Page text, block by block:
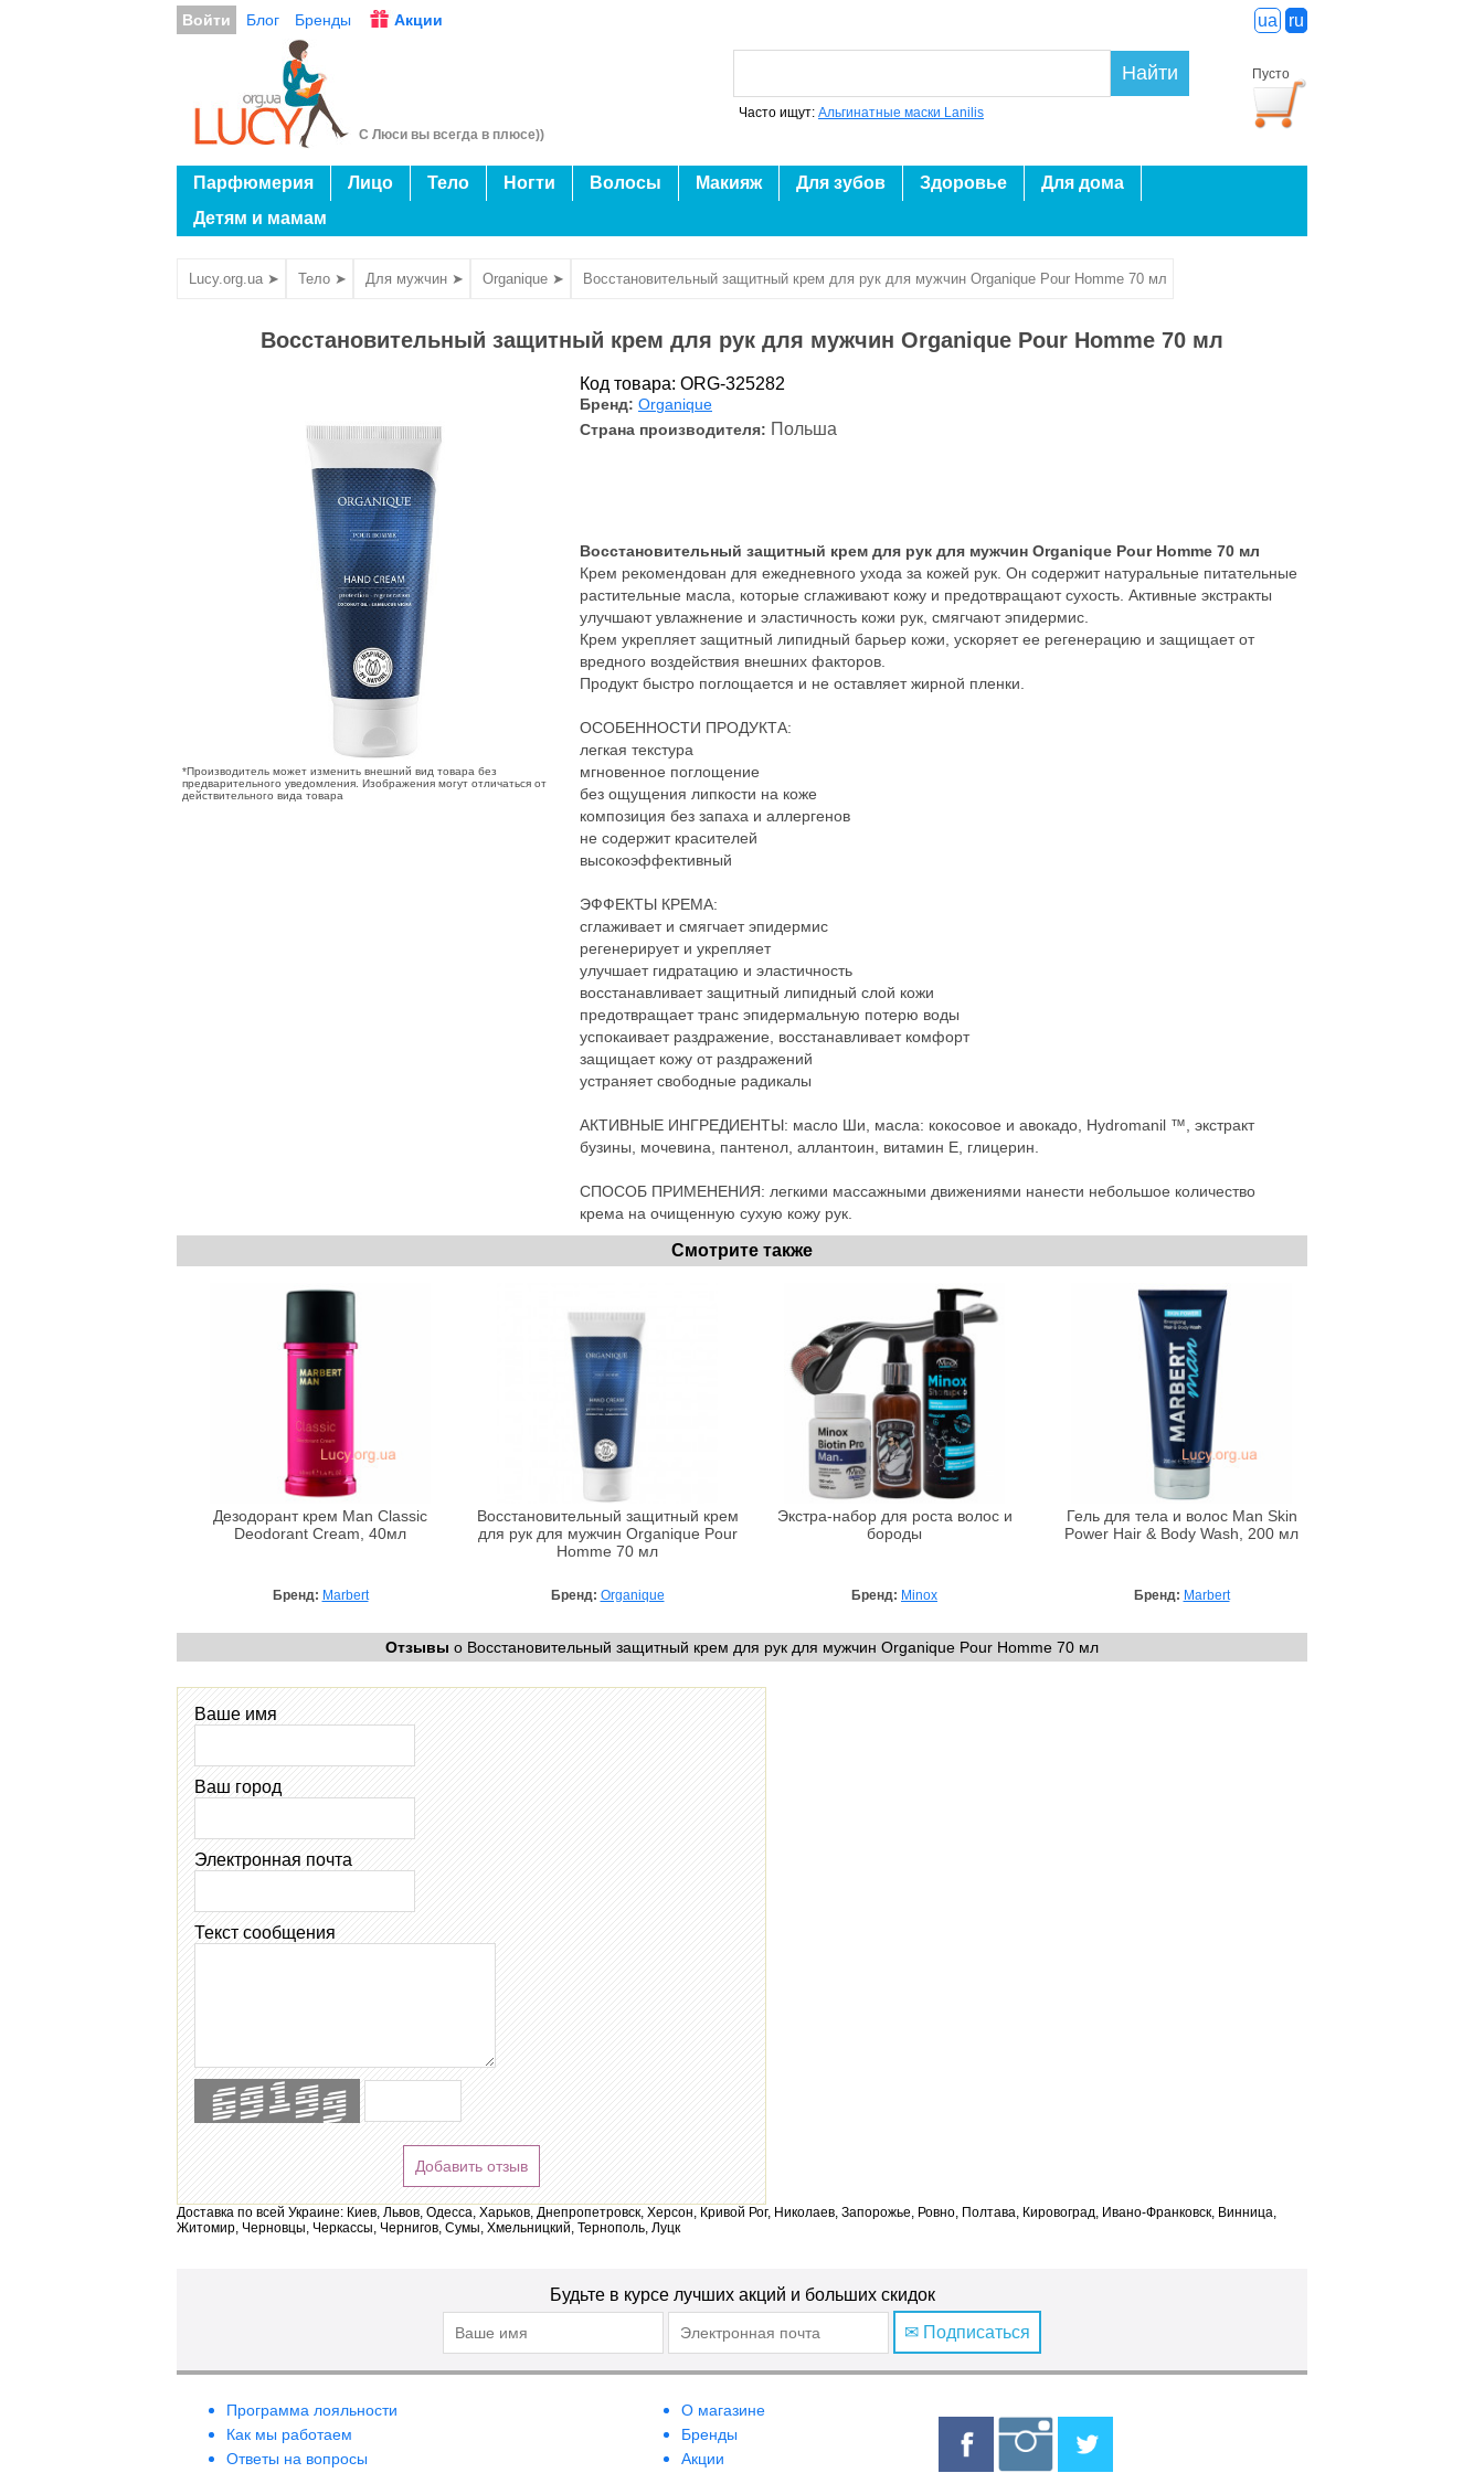
Войти Блог Бренды Акции ua ru
С Люси вы всегда в плюсе))
Пусто
Найти
Часто ищут: Альгинатные маски Lanilis
Парфюмерия Лицо Тело Ногти Волосы Макияж Для зубов Здоровье
Для дома
Детям и мамам
Lucy.org.ua ➤ Тело ➤ Для мужчин ➤ Organique ➤ Восстановительный защитный крем для рук для мужчин Organique Pour Homme 70 мл
Восстановительный защитный крем для рук для мужчин Organique Pour Homme 70 мл
*Производитель может изменить внешний вид товара без
предварительного уведомления. Изображения могут отличаться от
действительного вида товара
Код товара: ORG-325282
Бренд: Organique
Страна производителя: Польша
Восстановительный защитный крем для рук для мужчин Organique Pour Homme 70 мл
Крем рекомендован для ежедневного ухода за кожей рук. Он содержит натуральные питательные
растительные масла, которые сглаживают кожу и предотвращают сухость. Активные экстракты
улучшают увлажнение и эластичность кожи рук, смягчают эпидермис.
Крем укрепляет защитный липидный барьер кожи, ускоряет ее регенерацию и защищает от
вредного воздействия внешних факторов.
Продукт быстро поглощается и не оставляет жирной пленки.
ОСОБЕННОСТИ ПРОДУКТА:
легкая текстура
мгновенное поглощение
без ощущения липкости на коже
композиция без запаха и аллергенов
не содержит красителей
высокоэффективный
ЭФФЕКТЫ КРЕМА:
сглаживает и смягчает эпидермис
регенерирует и укрепляет
улучшает гидратацию и эластичность
восстанавливает защитный липидный слой кожи
предотвращает транс эпидермальную потерю воды
успокаивает раздражение, восстанавливает комфорт
защищает кожу от раздражений
устраняет свободные радикалы
АКТИВНЫЕ ИНГРЕДИЕНТЫ: масло Ши, масла: кокосовое и авокадо, Hydromanil ™, экстракт
бузины, мочевина, пантенол, аллантоин, витамин Е, глицерин.
СПОСОБ ПРИМЕНЕНИЯ: легкими массажными движениями нанести небольшое количество
крема на очищенную сухую кожу рук.
Смотрите также
Дезодорант крем Man Classic
Deodorant Cream, 40мл
Бренд: Marbert
Восстановительный защитный крем
для рук для мужчин Organique Pour
Homme 70 мл
Бренд: Organique
Экстра-набор для роста волос и
бороды
Бренд: Minox
Гель для тела и волос Man Skin
Power Hair & Body Wash, 200 мл
Бренд: Marbert
Отзывы о Восстановительный защитный крем для рук для мужчин Organique Pour Homme 70 мл
Ваше имя
Ваш город
Электронная почта
Текст сообщения
Добавить отзыв
Доставка по всей Украине: Киев, Львов, Одесса, Харьков, Днепропетровск, Херсон, Кривой Рог, Николаев, Запорожье, Ровно, Полтава, Кировоград, Ивано-Франковск, Винница,
Житомир, Черновцы, Черкассы, Чернигов, Сумы, Хмельницкий, Тернополь, Луцк
Будьте в курсе лучших акций и больших скидок
✉ Подписаться
Программа лояльности
Как мы работаем
Ответы на вопросы
О магазине
Бренды
Акции